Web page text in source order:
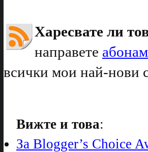
Харесвате ли
направете
всички мои най-нови
Вижте и това:
За Blogger’s Choice